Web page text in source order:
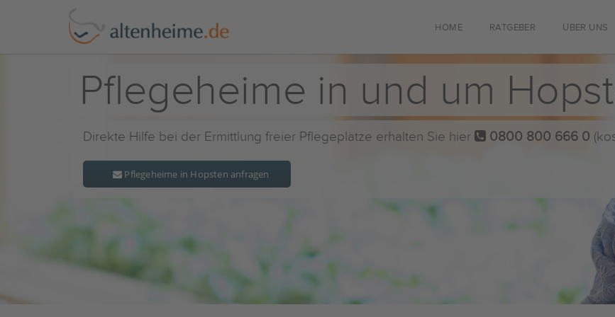
HOME RATGEBER ÜBER UNS
Pflegeheime in und um
Direkte Hilfe bei der Ermittlung freier Pflegeplätze erhalten Sie hier 0800 800 666 0
Pflegeheime in Hopsten anfragen